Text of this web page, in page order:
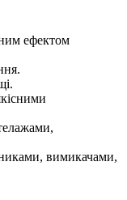
ефектом
вимикачами,